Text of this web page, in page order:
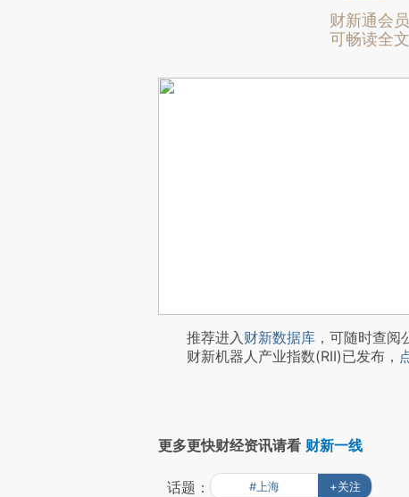
财新通会员
可畅读全文
推荐进入财新数据库 ，可随时查阅
财新机器人产业指数(RII)已发布，
更多更快财经资讯请看 财新一线
话题： #上海 +关注